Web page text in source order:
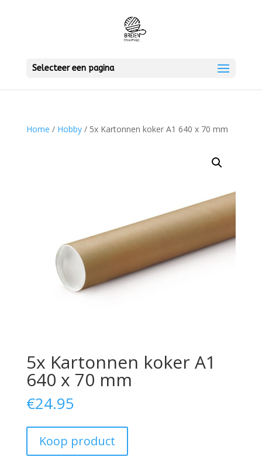
Selecteer een pagina
Home / Hobby/ 5x Kartonnen koker A1 640 x 70 mm
5x Kartonnen koker A1
640 x 70 mm
€24.95
Koop product